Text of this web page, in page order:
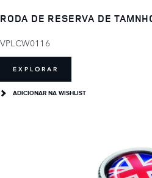
RODA DE RESERVA DE
VPLCW0116
EXPLORAR
ADICIONAR NA WISHLIST